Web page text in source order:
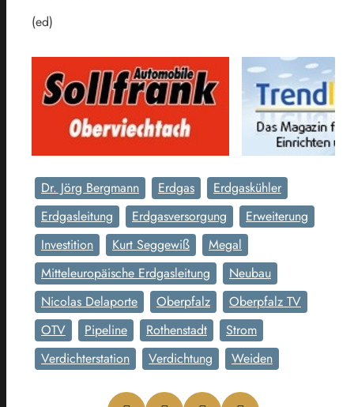
(ed)
Dr. Jörg Bergmann Erdgas
Erdgaskühler
Erdgasleitung
Erdgasversorgung
Erweiterung
Investition
Kurt Seggewiß
Megal
Mitteleuropäische Erdgasleitung
Neubau
Nicolas Delaporte
Oberpfalz
Oberpfalz TV
OTV
Pipeline Rothenstadt
Strom
Verdichterstation
Verdichtung Weiden